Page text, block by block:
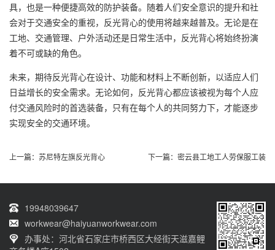
具，也是一种便捷高效的防护装备。随着人们安全意识的提升和社
会对于交通安全的重视，反光背心的使用将越来越普及。无论是在
工地、交通管理、户外活动还是日常生活中，反光背心将始终扮演
着不可或缺的角色。
未来，期待反光背心在设计、功能和材料上不断创新，以适应人们
日益增长的安全需求。无论如何，反光背心都应该被视为每个人应
付交通风险时的首选装备，只有在每个人的共同努力下，才能逐步
实现安全的交通环境。
上一篇： 苏尼特左旗反光背心 下一篇： 密云县工地工人劳保服工装
19948039647
workwear@haiyuanworkwear.com
办事处：河北省石家庄市桥西区大经街天滋嘉鲤